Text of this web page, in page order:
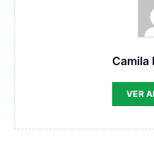
Camila
VER